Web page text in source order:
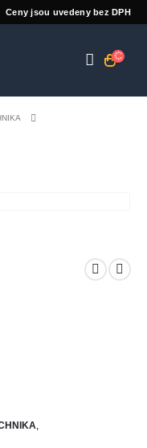
Ceny jsou uvedeny bez DPH